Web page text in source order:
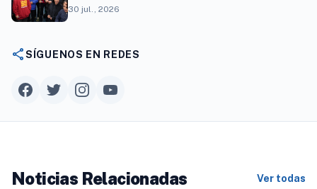
superior a $294 millones
30 jul., 2026
shareSÍGUENOS EN REDES
Noticias Relacionadas Ver todas